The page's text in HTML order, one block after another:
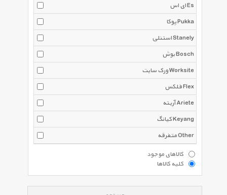
ای اس Es
پوکا Pukka
استنلی Stanely
بوش Bosch
ورک سایت Worksite
فلکس Flex
آریته Ariete
کیانگ Keyang
متفرقه Other
کالاهای موجود
کلیه کالاها